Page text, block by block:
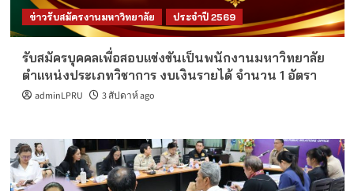
ข่าวรับสมัครงานมหาวิทยาลัย ประจำปี 2569
รับสมัครบุคคลเพื่อสอบแข่งขันเป็นพนักงานมหาวิทยาลัย
ตำแหน่งประเภทวิชาการ งบเงินรายได้ จำนวน 1 อัตรา
adminLPRU 3 สัปดาห์ ago